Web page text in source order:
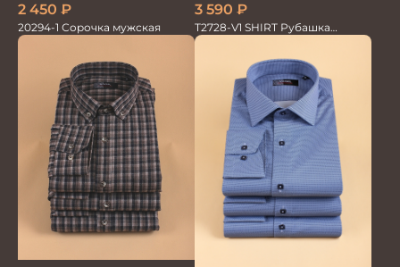
2 450 ₽
20294-1 Сорочка мужская
3 590 ₽
T2728-V1 SHIRT Рубашка
мужская